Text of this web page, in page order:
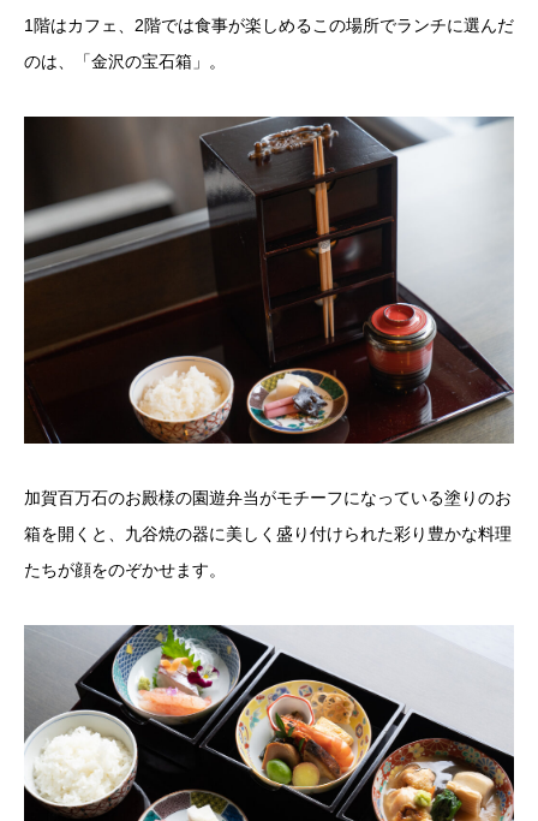
1階はカフェ、2階では食事が楽しめるこの場所でランチに選んだ
のは、「金沢の宝石箱」。
加賀百万石のお殿様の園遊弁当がモチーフになっている塗りのお
箱を開くと、九谷焼の器に美しく盛り付けられた彩り豊かな料理
たちが顔をのぞかせます。